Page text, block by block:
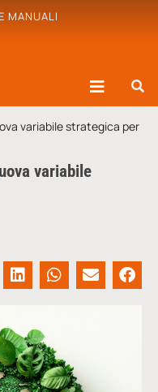
MANUALI
variabile strategica per
variabile